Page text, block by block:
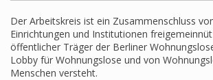
Der Arbeitskreis ist ein Zusammenschluss
Einrichtungen und Institutionen
öffentlicher Träger der Berliner
Lobby für Wohnungslose und von
Menschen versteht.